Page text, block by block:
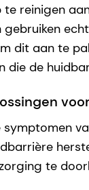
reinigen
dit aan te
de
te